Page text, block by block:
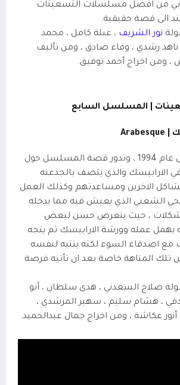
من افضل مسلسلات التسعينات
الى قصة حقيقية.
نور الشريف ، عبلة كامل ، محمد
ناهد رشدي ، وفاء صادق ، ومن تأليف
ومن اخراج أحمد توفيق.
| المسلسل السابع
|
Arabesque
تم انتاج المسلسل عام 1994 ، وتدور قصة المسلسل حول
الارابيسك والذي يتصف بالجدعنه
الاخرين ومساعدتهم وكذلك العمل
الشعبي الذي يعيش فيه مما يدخله
، حيث يتعرض حسن لبعض
يهمل عمله وورشة الارابيسك ثم يتجه
مع اصدقاء السوء لكنه ينتبه لنفسه
تلك المتاهة خاصة بعد ان تأتيه فرصة
صلاح السعدني ، هدى سلطان ، أبو
، هشام سليم ، سهير المرشدي ،
عكاشة ، ومن اخراج جمال عبدالحميد.